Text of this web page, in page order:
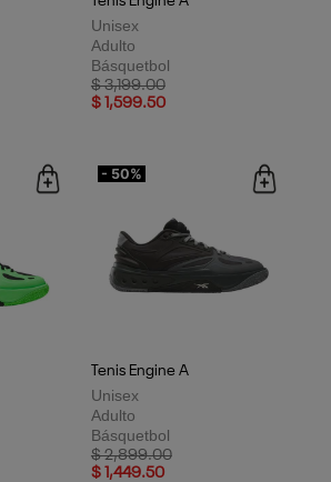
Unisex
Adulto
Básquetbol
Price reduced from
$ 3,199.00to
$ 1,599.50
- 50%
Tenis Engine A
Unisex
Adulto
Básquetbol
Price reduced from
$ 2,899.00to
$ 1,449.50